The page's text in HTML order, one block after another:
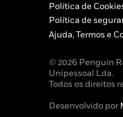
Política de
Política de
Ajuda, Termos e
© 2026 Penguin
Unipessoal Lda.
Todos os direitos
Desenvolvido por